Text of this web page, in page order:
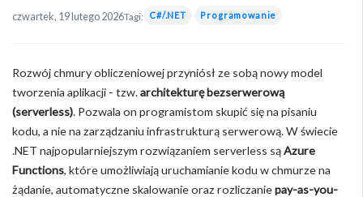
czwartek, 19 lutego 2026Tagi: C#/.NET Programowanie
Rozwój chmury obliczeniowej przyniósł ze sobą nowy model
tworzenia aplikacji - tzw.architekturę bezserwerową
(serverless). Pozwala on programistom skupić się na pisaniu
kodu, a nie na zarządzaniu infrastrukturą serwerową. W świecie
.NET najpopularniejszym rozwiązaniem serverless sąAzure
Functions, które umożliwiają uruchamianie kodu w chmurze na
żądanie, automatyczne skalowanie oraz rozliczaniepay-as-you-